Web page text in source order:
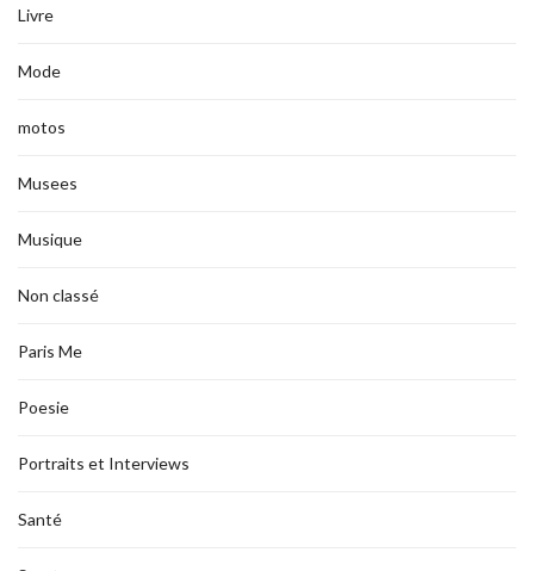
Livre
Mode
motos
Musees
Musique
Non classé
Paris Me
Poesie
Portraits et Interviews
Santé